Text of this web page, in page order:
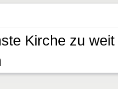
Kirche zu